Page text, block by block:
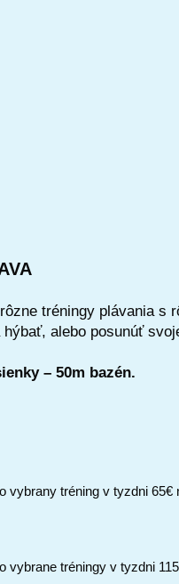
tréningy plávania
alebo posunúť
– 50m bazén.
vybrany tréning v tyzdni 65€
vybrane tréningy v tyzdni